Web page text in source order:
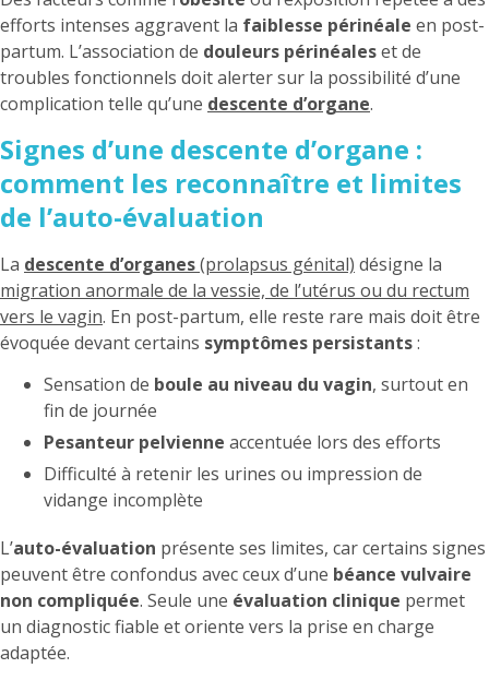
efforts intenses aggravent la faiblesse périnéale en post-
partum. L’association de douleurs périnéaleset de
troubles fonctionnels doit alerter sur la possibilité d’une
complication telle qu’une descente d’organe.
Signes d’une descente d’organe :
comment les reconnaître et limites
de l’auto-évaluation
La descente d’organes(prolapsus génital) désigne la
migration anormale de la vessie, de l’utérus ou du rectum
vers le vagin. En post-partum, elle reste rare mais doit être
évoquée devant certains symptômes persistants:
Sensation de boule au niveau du vagin, surtout en
fin de journée
Pesanteur pelvienne accentuée lors des efforts
Difficulté à retenir les urines ou impression de
vidange incomplète
L’auto-évaluation présente ses limites, car certains signes
peuvent être confondus avec ceux d’une béance vulvaire
non compliquée. Seule une évaluation clinique permet
un diagnostic fiable et oriente vers la prise en charge
adaptée.